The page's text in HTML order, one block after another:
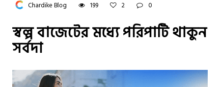
Chardike Blog 199 2 0
স্বল্প বাজেটের মধ্যে পরিপাটি থাকুন
সর্বদা